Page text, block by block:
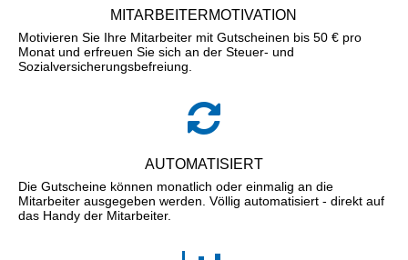
MITARBEITERMOTIVATION
Motivieren Sie Ihre Mitarbeiter mit Gutscheinen bis 50 € pro
Monat und erfreuen Sie sich an der Steuer- und
Sozialversicherungsbefreiung.
AUTOMATISIERT
Die Gutscheine können monatlich oder einmalig an die
Mitarbeiter ausgegeben werden. Völlig automatisiert - direkt auf
das Handy der Mitarbeiter.